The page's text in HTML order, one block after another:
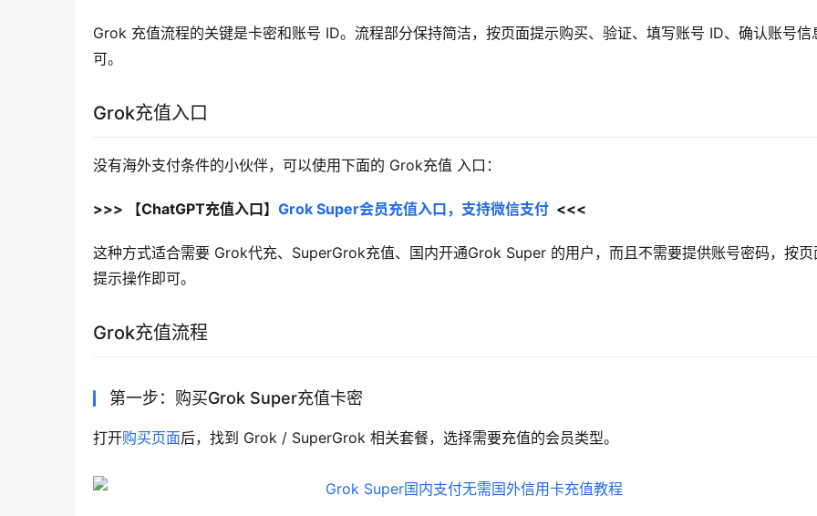
Grok 充值流程的关键是卡密和账号 ID。流程部分保持简洁，按页面提示购买、验证、填写账号 ID、确认账号信
可。
Grok充值入口
没有海外支付条件的小伙伴，可以使用下面的 Grok充值 入口：
>>> 【ChatGPT充值入口】 Grok Super会员充值入口，支持微信支付
  <<<
这种方式适合需要 Grok代充、SuperGrok充值、国内开通Grok Super 的用户，而且不需要提供账号密码，按页
提示操作即可。
Grok充值流程
第一步：购买Grok Super充值卡密
打开购买页面后，找到 Grok / SuperGrok 相关套餐，选择需要充值的会员类型。